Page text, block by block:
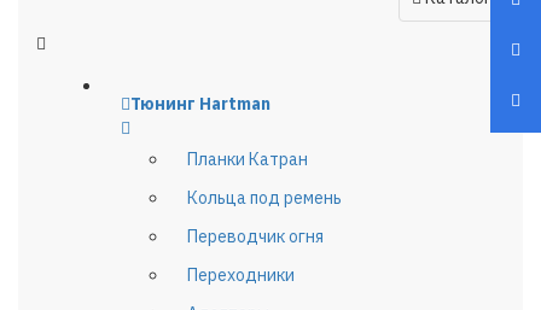
Тюнинг Hartman
Планки Катран
Кольца под ремень
Переводчик огня
Переходники